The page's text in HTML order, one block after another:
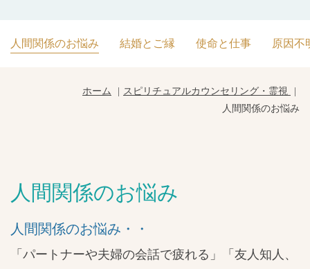
人間関係のお悩み 結婚とご縁 使命と仕事 原因不
ホーム
スピリチュアルカウンセリング・霊視
人間関係のお悩み
人間関係のお悩み
人間関係のお悩み・・
「パートナーや夫婦の会話で疲れる」「友人知人、